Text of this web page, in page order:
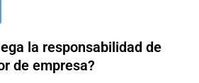
la responsabilidad de
de empresa?